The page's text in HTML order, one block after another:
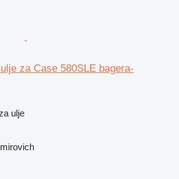
za Case 580SLE bagera-
ulje